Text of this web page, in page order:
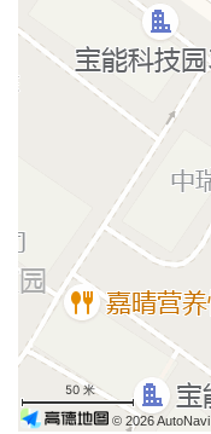
50 米
© 2026 AutoNavi